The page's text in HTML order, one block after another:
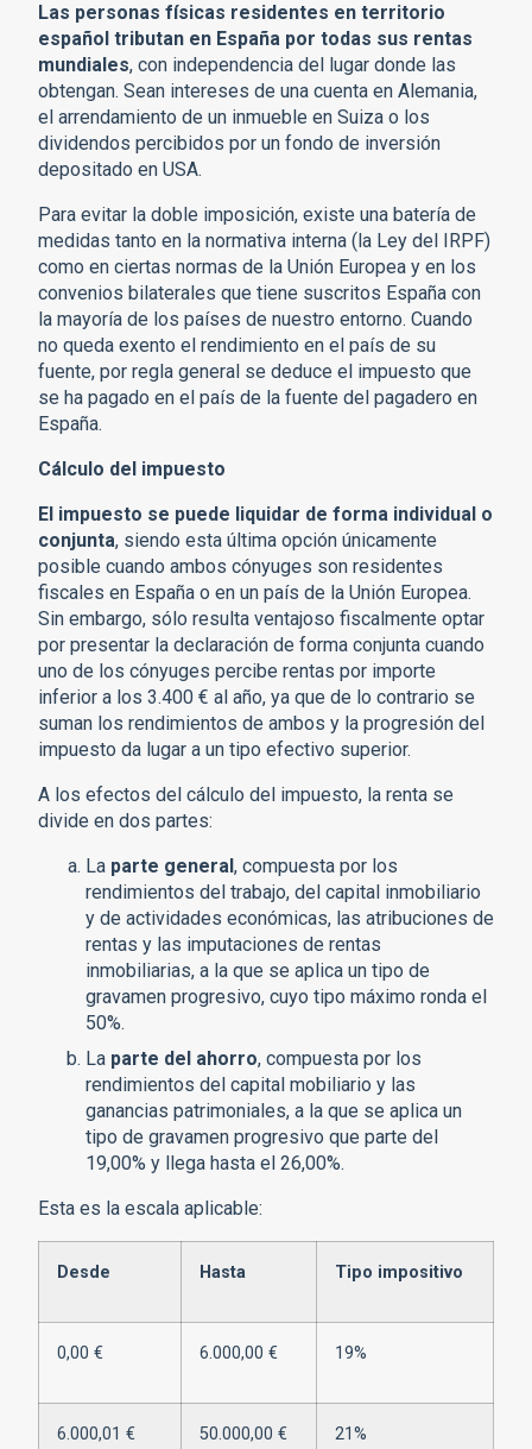
Las personas físicas residentes en territorio
español tributan en España por todas sus rentas
mundiales, con independencia del lugar donde las
obtengan. Sean intereses de una cuenta en Alemania,
el arrendamiento de un inmueble en Suiza o los
dividendos percibidos por un fondo de inversión
depositado en USA.
Para evitar la doble imposición, existe una batería de
medidas tanto en la normativa interna (la Ley del IRPF)
como en ciertas normas de la Unión Europea y en los
convenios bilaterales que tiene suscritos España con
la mayoría de los países de nuestro entorno. Cuando
no queda exento el rendimiento en el país de su
fuente, por regla general se deduce el impuesto que
se ha pagado en el país de la fuente del pagadero en
España.
Cálculo del impuesto
El impuesto se puede liquidar de forma individual o
conjunta, siendo esta última opción únicamente
posible cuando ambos cónyuges son residentes
fiscales en España o en un país de la Unión Europea.
Sin embargo, sólo resulta ventajoso fiscalmente optar
por presentar la declaración de forma conjunta cuando
uno de los cónyuges percibe rentas por importe
inferior a los 3.400 € al año, ya que de lo contrario se
suman los rendimientos de ambos y la progresión del
impuesto da lugar a un tipo efectivo superior.
A los efectos del cálculo del impuesto, la renta se
divide en dos partes:
La parte general , compuesta por los
rendimientos del trabajo, del capital inmobiliario
y de actividades económicas, las atribuciones de
rentas y las imputaciones de rentas
inmobiliarias, a la que se aplica un tipo de
gravamen progresivo, cuyo tipo máximo ronda el
50%.
La parte del ahorro, compuesta por los
rendimientos del capital mobiliario y las
ganancias patrimoniales, a la que se aplica un
tipo de gravamen progresivo que parte del
19,00% y llega hasta el 26,00%.
Esta es la escala aplicable:
Desde Hasta Tipo impositivo
0,00 € 6.000,00 € 19%
6.000,01 € 50.000,00 € 21%